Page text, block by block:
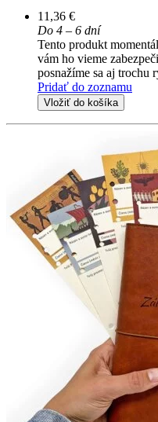
11,36 €
Do 4 – 6 dní
Tento produkt
vám ho vieme
posnažíme sa aj trochu
Pridať do zoznamu
Vložiť do košíka